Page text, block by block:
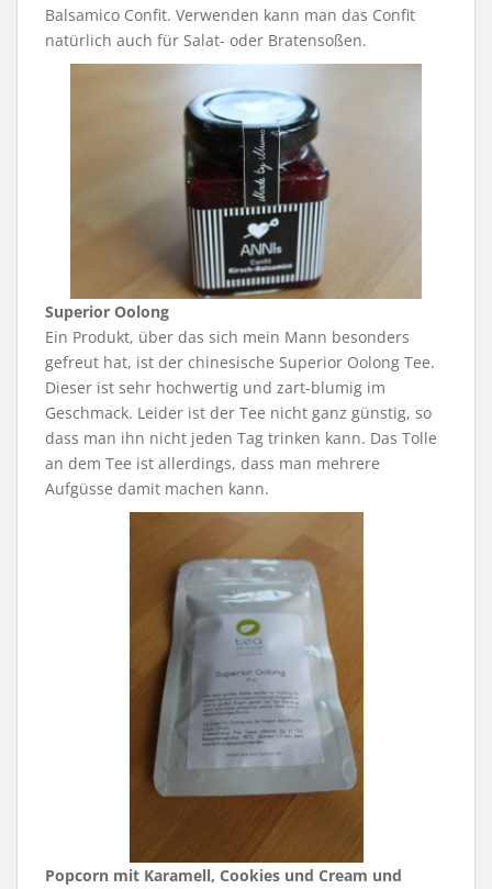
Balsamico Confit. Verwenden kann man das Confit
natürlich auch für Salat- oder Bratensoßen.
Superior Oolong
Ein Produkt, über das sich mein Mann besonders
gefreut hat, ist der chinesische Superior Oolong Tee.
Dieser ist sehr hochwertig und zart-blumig im
Geschmack. Leider ist der Tee nicht ganz günstig, so
dass man ihn nicht jeden Tag trinken kann. Das Tolle
an dem Tee ist allerdings, dass man mehrere
Aufgüsse damit machen kann.
Popcorn mit Karamell, Cookies und Cream und